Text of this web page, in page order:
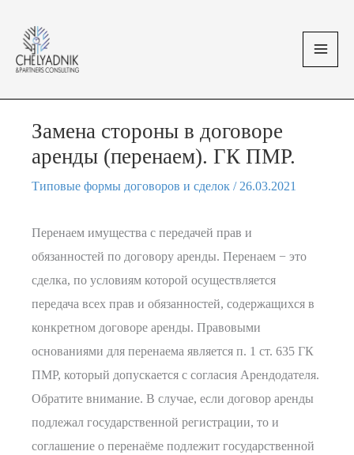
содержимому
Замена стороны в договоре
аренды (перенаем). ГК ПМР.
Типовые формы договоров и сделок /26.03.2021
Перенаем имущества с передачей прав и
обязанностей по договору аренды. Перенаем − это
сделка, по условиям которой осуществляется
передача всех прав и обязанностей, содержащихся в
конкретном договоре аренды. Правовыми
основаниями для перенаема является п. 1 ст. 635 ГК
ПМР, который допускается с согласия Арендодателя.
Обратите внимание. В случае, если договор аренды
подлежал государственной регистрации, то и
соглашение о перенаёме подлежит государственной